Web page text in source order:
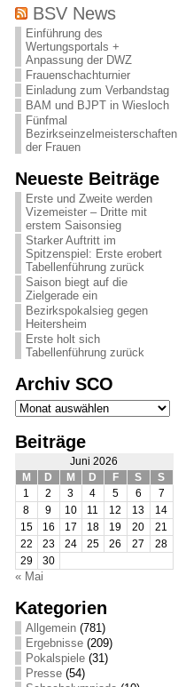
BSV News
Einführung des
Wertungsportals +
Anpassung der DWZ
Frauenschachturnier
Einladung zum Verbandstag
BAM und BJPT in Wiesloch
Fünfmal
Bezirkseinzelmeisterschaften
der Frauen
Neueste Beiträge
Erste und Zweite werden
Vizemeister – Dritte mit
erstem Saisonsieg
Starker Auftritt im
Spitzenspiel: Erste erobert
Tabellenführung zurück
Saison biegt auf die
Zielgerade ein
Bezirkspokalsieg gegen
Heitersheim
Erste holt sich
Tabellenführung zurück
Archiv SCO
Archiv
SCO
Beiträge
Juni 2026
M
D M D F S
S
1
2 3 4 5 6
7
8
9 10 11 12 13
14
15
16 17 18 19 20
21
22
23 24 25 26 27
28
29
30
« Mai
Kategorien
Allgemein(781)
Ergebnisse(209)
Pokalspiele(31)
Presse(54)